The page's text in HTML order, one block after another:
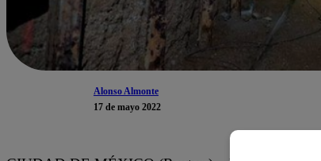
Alonso Almonte
17 de mayo 2022